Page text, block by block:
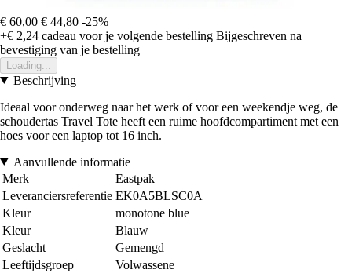
€ 60,00 € 44,80 -25%
+€ 2,24 cadeau voor je volgende bestelling Bijgeschreven na
bevestiging van je bestelling
Loading...
Beschrijving
Ideaal voor onderweg naar het werk of voor een weekendje weg, de
schoudertas Travel Tote heeft een ruime hoofdcompartiment met een
hoes voor een laptop tot 16 inch.
Aanvullende informatie
Merk
Eastpak
Leveranciersreferentie EK0A5BLSC0A
Kleur
monotone blue
Kleur
Blauw
Geslacht
Gemengd
Leeftijdsgroep
Volwassene